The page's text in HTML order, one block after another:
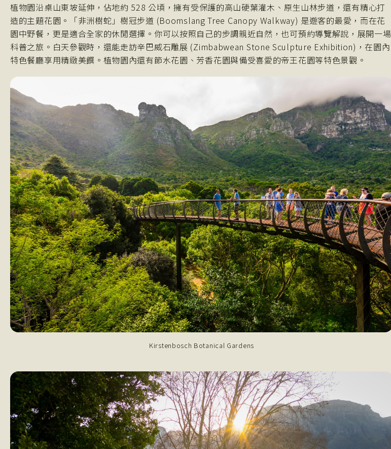
植物園沿桌山東坡延伸，佔地約 528 公頃，擁有受保護的高山硬葉灌木、原生山林步道，還有精心打
造的主題花園。「非洲樹蛇」樹冠步道 (Boomslang Tree Canopy Walkway) 是遊客的最愛，而在花
園中野餐，更是適合全家的休閒選擇。你可以按照自己的步調親近自然，也可預約導覽解說，展開一場
科普之旅。白天參觀時，還能走訪辛巴威石雕展 (Zimbabwean Stone Sculpture Exhibition)，在園內
特色餐廳享用精緻美饌。植物園內還有節水花園、芳香花園與備受喜愛的帝王花園等特色景觀。
Kirstenbosch Botanical Gardens